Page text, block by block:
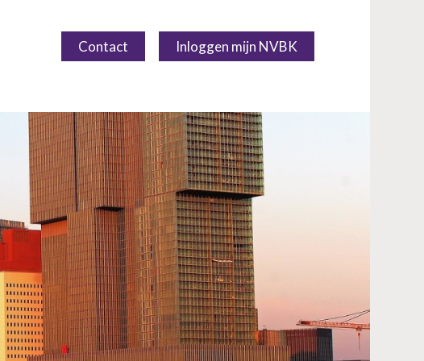
Contact Inloggen mijn NVBK
Over NVBK
Lidmaatschap
Kennisbank
Opleiding & Carrière
Partners
Actualiteit
Contact